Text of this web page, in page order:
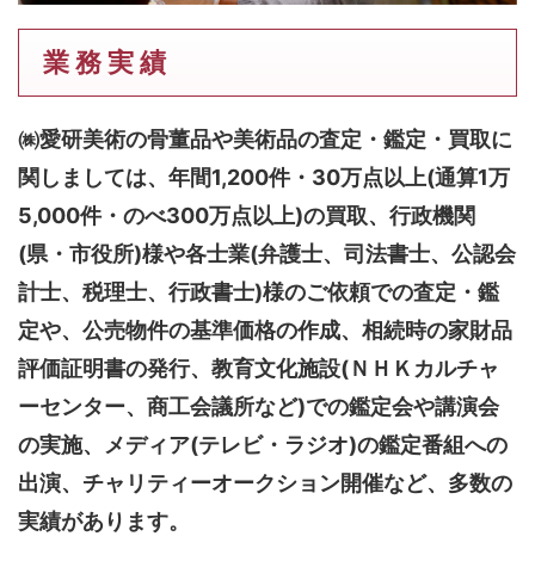
業 務 実 績
㈱愛研美術の骨董品や美術品の査定・鑑定・買取に
関しましては、 年間1,200件・30万点以上(通算1万
5,000件・のべ300万点以上)の買取、行政機関
(県・市役所)様や各士業(弁護士、司法書士、公認会
計士、税理士、行政書士)様のご依頼での査定・鑑
定や、公売物件の基準価格の作成、相続時の家財品
評価証明書の発行、教育文化施設(ＮＨＫカルチャ
ーセンター、商工会議所など)での鑑定会や講演会
の実施、メディア(テレビ・ラジオ)の鑑定番組への
出演、チャリティーオークション開催など、多数の
実績があります。